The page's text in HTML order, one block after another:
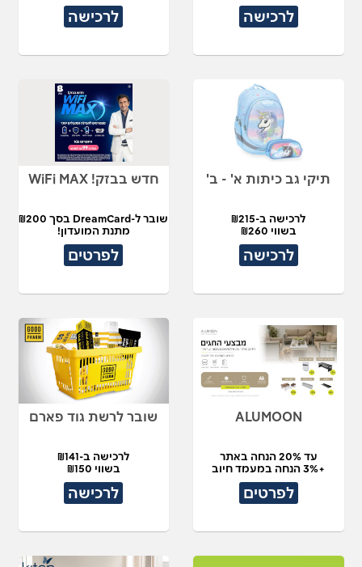
לרכישה לרכישה
תיקי גב כיתות א' - ב'
לרכישה ב-₪215
בשווי ₪260
לרכישה
חדש בבזק! WiFi MAX
שובר ל-DreamCard בסך ₪200
מתנת המועדון!
לפרטים
ALUMOON
עד 20% הנחה באתר
+3% הנחה במעמד חיוב
לפרטים
שובר לרשת גוד פארם
לרכישה ב-₪141
בשווי ₪150
לרכישה